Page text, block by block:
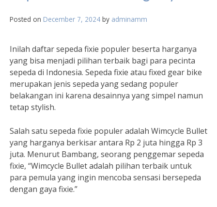
Posted on December 7, 2024 by adminamm
Inilah daftar sepeda fixie populer beserta harganya
yang bisa menjadi pilihan terbaik bagi para pecinta
sepeda di Indonesia. Sepeda fixie atau fixed gear bike
merupakan jenis sepeda yang sedang populer
belakangan ini karena desainnya yang simpel namun
tetap stylish.
Salah satu sepeda fixie populer adalah Wimcycle Bullet
yang harganya berkisar antara Rp 2 juta hingga Rp 3
juta. Menurut Bambang, seorang penggemar sepeda
fixie, “Wimcycle Bullet adalah pilihan terbaik untuk
para pemula yang ingin mencoba sensasi bersepeda
dengan gaya fixie.”